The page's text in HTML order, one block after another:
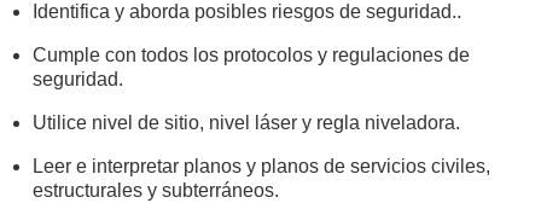
Identifica y aborda posibles riesgos de seguridad..
Cumple con todos los protocolos y regulaciones de
seguridad.
Utilice nivel de sitio, nivel láser y regla niveladora.
Leer e interpretar planos y planos de servicios civiles,
estructurales y subterráneos.